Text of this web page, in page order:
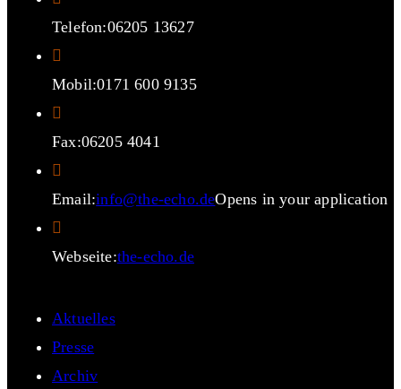
Telefon:06205 13627
Mobil:0171 600 9135
Fax:06205 4041
Email:info@the-echo.deOpens in your application
Webseite:the-echo.de
Aktuelles
Presse
Archiv